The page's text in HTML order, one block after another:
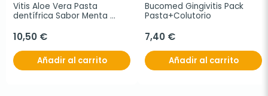
Vitis Aloe Vera Pasta
dentífrica Sabor Menta
10,50 €
Añadir al carrito
Bucomed Gingivitis Pack
Pasta+Colutorio
7,40 €
Añadir al carrito